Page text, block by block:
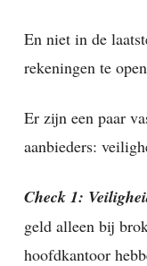
En niet in de
rekeningen te
Er zijn een paar
aanbieders:
Check 1:
geld alleen bij
hoofdkantoor